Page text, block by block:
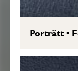
Porträtt•